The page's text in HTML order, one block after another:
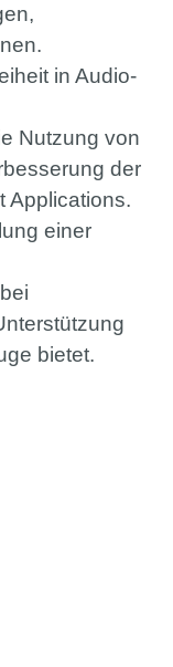
in Audio-
Nutzung von
der
Applications.
einer
bietet.